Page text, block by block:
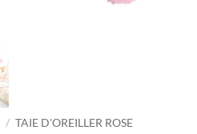
/ TAIE D'OREILLER ROSE